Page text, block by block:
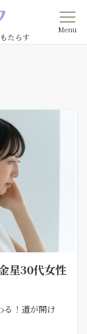
たらす
Menu
星30代女性
る！道が開け